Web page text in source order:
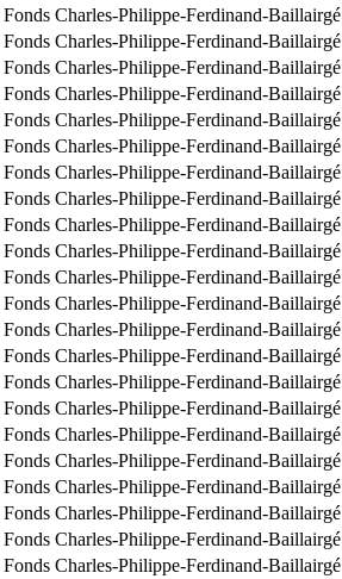
Fonds Charles-Philippe-Ferdinand-Baillairgé
Fonds Charles-Philippe-Ferdinand-Baillairgé
Fonds Charles-Philippe-Ferdinand-Baillairgé
Fonds Charles-Philippe-Ferdinand-Baillairgé
Fonds Charles-Philippe-Ferdinand-Baillairgé
Fonds Charles-Philippe-Ferdinand-Baillairgé
Fonds Charles-Philippe-Ferdinand-Baillairgé
Fonds Charles-Philippe-Ferdinand-Baillairgé
Fonds Charles-Philippe-Ferdinand-Baillairgé
Fonds Charles-Philippe-Ferdinand-Baillairgé
Fonds Charles-Philippe-Ferdinand-Baillairgé
Fonds Charles-Philippe-Ferdinand-Baillairgé
Fonds Charles-Philippe-Ferdinand-Baillairgé
Fonds Charles-Philippe-Ferdinand-Baillairgé
Fonds Charles-Philippe-Ferdinand-Baillairgé
Fonds Charles-Philippe-Ferdinand-Baillairgé
Fonds Charles-Philippe-Ferdinand-Baillairgé
Fonds Charles-Philippe-Ferdinand-Baillairgé
Fonds Charles-Philippe-Ferdinand-Baillairgé
Fonds Charles-Philippe-Ferdinand-Baillairgé
Fonds Charles-Philippe-Ferdinand-Baillairgé
Fonds Charles-Philippe-Ferdinand-Baillairgé